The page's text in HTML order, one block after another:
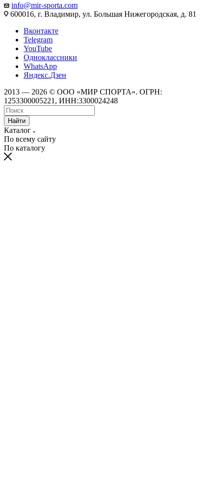
info@mir-sporta.com
600016, г. Владимир, ул. Большая Нижегородская, д. 81
Вконтакте
Telegram
YouTube
Одноклассники
WhatsApp
Яндекс.Дзен
2013 — 2026 © ООО «МИР СПОРТА». ОГРН:
1253300005221, ИНН:3300024248
Найти
Каталог
По всему сайту
По каталогу